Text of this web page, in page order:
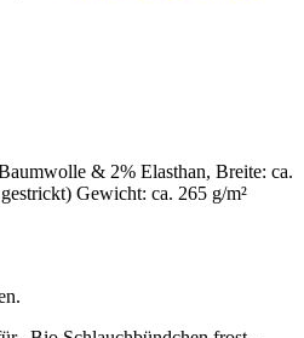
& 2% Elasthan, Breite: ca.
Gewicht: ca. 265 g/m²